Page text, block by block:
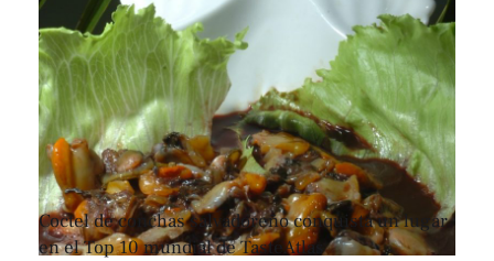
Coctel de conchas salvadoreño conquista un lugar
en el Top 10 mundial de TasteAtlas